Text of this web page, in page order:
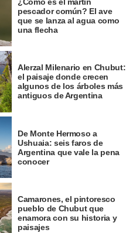
pescador común? El ave
que se lanza al agua como
una flecha
Alerzal Milenario en Chubut:
el paisaje donde crecen
algunos de los árboles más
antiguos de Argentina
De Monte Hermoso a
Ushuaia: seis faros de
Argentina que vale la pena
conocer
Camarones, el pintoresco
pueblo de Chubut que
enamora con su historia y
paisajes